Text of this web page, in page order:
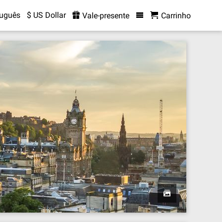
$ US Dollar Vale-presente Carrinho